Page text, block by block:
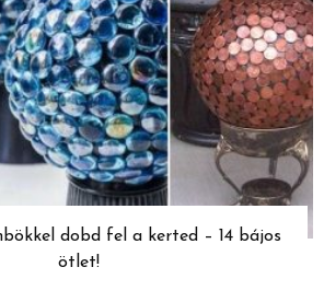
dobd fel a kerted – 14 bájos
ötlet!